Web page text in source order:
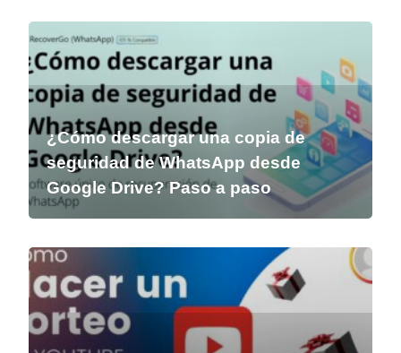
¿Cómo descargar una copia de
seguridad de WhatsApp desde
Google Drive? Paso a paso